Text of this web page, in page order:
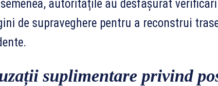
autoritățile au desfășurat
de supraveghere pentru a reconstrui
suplimentare privind